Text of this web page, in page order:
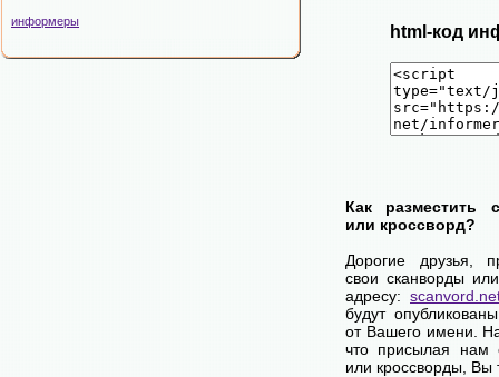
информеры
html-код
Как разместить
или кроссворд?
Дорогие друзья,
свои сканворды
адресу:
будут
от Вашего имени.
что присылая нам
или кроссворды,